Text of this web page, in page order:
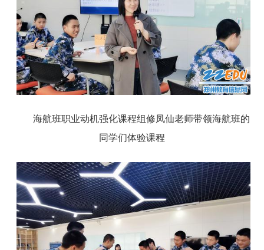
海航班职业动机强化课程组修凤仙老师带领海航班的
同学们体验课程